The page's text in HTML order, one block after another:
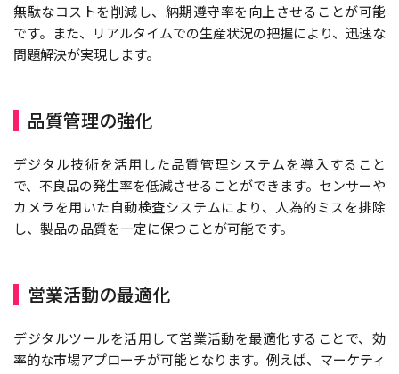
無駄なコストを削減し、納期遵守率を向上させることが可能
です。また、リアルタイムでの生産状況の把握により、迅速な
問題解決が実現します。
品質管理の強化
デジタル技術を活用した品質管理システムを導入すること
で、不良品の発生率を低減させることができます。センサーや
カメラを用いた自動検査システムにより、人為的ミスを排除
し、製品の品質を一定に保つことが可能です。
営業活動の最適化
デジタルツールを活用して営業活動を最適化することで、効
率的な市場アプローチが可能となります。例えば、マーケティ